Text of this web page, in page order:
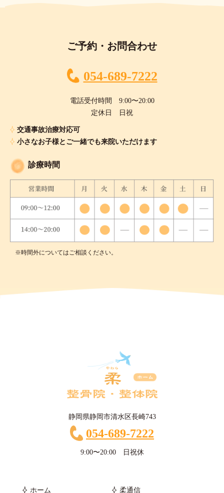
ご予約・お問合わせ
054-689-7222
電話受付時間 9:00〜20:00
定休日 日祝
交通事故治療対応可
小さなお子様とご一緒でも来院いただけます
診療時間
※時間外についてはご相談ください。
静岡県静岡市清水区長崎743
054-689-7222
9:00〜20:00 日祝休
ホーム
柔通信